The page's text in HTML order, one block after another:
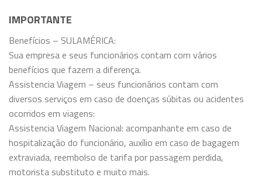
IMPORTANTE
Benefícios – SULAMÉRICA:
Sua empresa e seus funcionários contam com vários
benefícios que fazem a diferença.
Assistencia Viagem – seus funcionários contam com
diversos serviços em caso de doenças súbitas ou acidentes
ocorridos em viagens:
Assistencia Viagem Nacional: acompanhante em caso de
hospitalização do funcionário, auxílio em caso de bagagem
extraviada, reembolso de tarifa por passagem perdida,
motorista substituto e muito mais.